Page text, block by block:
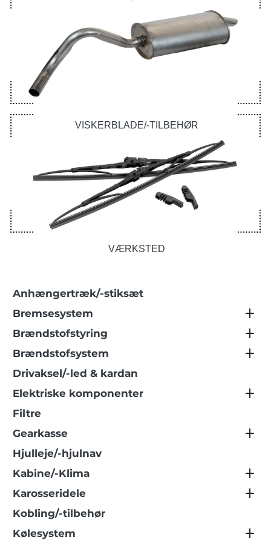
VISKERBLADE/-TILBEHØR
VÆRKSTED
Anhængertræk/-stiksæt
Bremsesystem
Brændstofstyring
Brændstofsystem
Drivaksel/-led & kardan
Elektriske komponenter
Filtre
Gearkasse
Hjulleje/-hjulnav
Kabine/-Klima
Karosseridele
Kobling/-tilbehør
Kølesystem